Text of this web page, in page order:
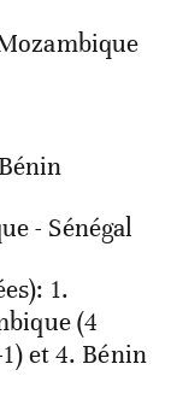
- Sénégal
1.
(4
et 4. Bénin